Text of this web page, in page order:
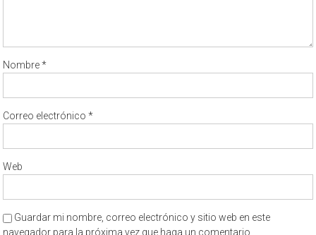
Nombre*
Correo electrónico*
Web
Guardar mi nombre, correo electrónico y sitio web en este
navegador para la próxima vez que haga un comentario.